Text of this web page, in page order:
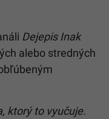
Dejepis Inak
alebo stredných
ktorý to vyučuje.